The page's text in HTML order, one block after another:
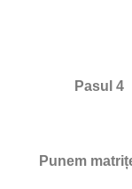
Pasul 4
Punem